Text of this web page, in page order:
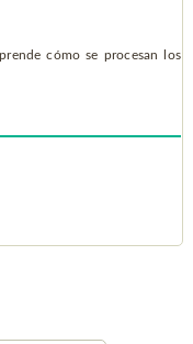
cómo se procesan los